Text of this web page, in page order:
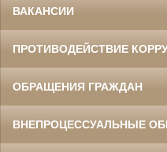
ВАКАНСИИ
ПРОТИВОДЕЙСТВИЕ
ОБРАЩЕНИЯ ГРАЖДАН
ВНЕПРОЦЕССУАЛЬНЫЕ